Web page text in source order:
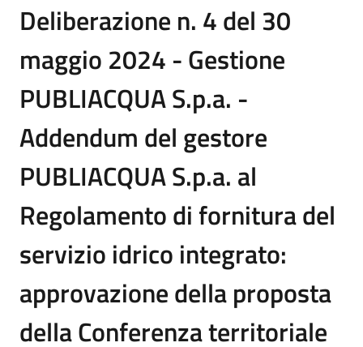
Deliberazione n. 4 del 30
maggio 2024 - Gestione
PUBLIACQUA S.p.a. -
Addendum del gestore
PUBLIACQUA S.p.a. al
Regolamento di fornitura del
servizio idrico integrato:
approvazione della proposta
della Conferenza territoriale